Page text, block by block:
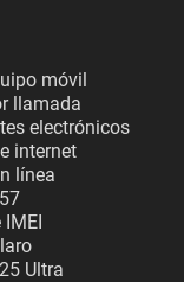
móvil
llamada
electrónicos
internet
línea
IMEI
Ultra